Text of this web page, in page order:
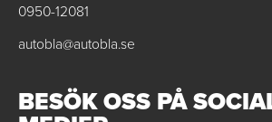
0950-12081
autobla@autobla.se
BESÖK OSS PÅ